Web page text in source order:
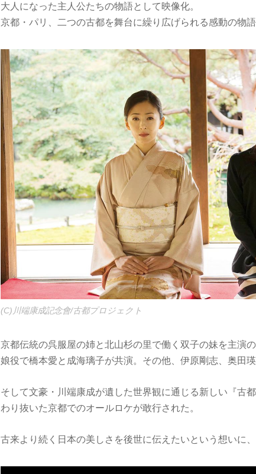
大人になった主人公たちの物語として映像化。
京都・パリ、二つの古都を舞台に繰り広げられる感動の物
(C)川端康成記念會/古都プロジェクト
京都伝統の呉服屋の姉と北山杉の里で働く双子の妹を主演
娘役で橋本愛と成海璃子が共演。その他、伊原剛志、奥田
そして文豪・川端康成が遺した世界観に通じる新しい『古
わり抜いた京都でのオールロケが敢行された。
古来より続く日本の美しさを後世に伝えたいという想いに